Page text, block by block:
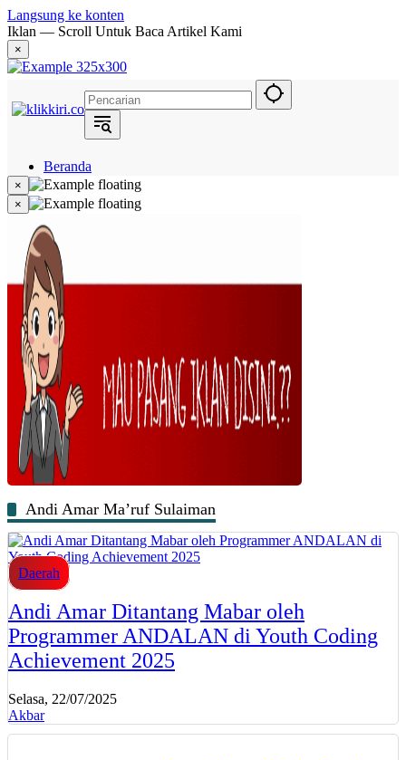
Langsung ke konten
Iklan — Scroll Untuk Baca Artikel Kami
×
Beranda
Hukum
Berita
Politik
Narasi
Daerah
Metropolis
Eksekutif
×
×
Andi Amar Ma’ruf Sulaiman
Daerah
Andi Amar Ditantang Mabar oleh
Programmer ANDALAN di Youth Coding
Achievement 2025
Selasa, 22/07/2025
Akbar